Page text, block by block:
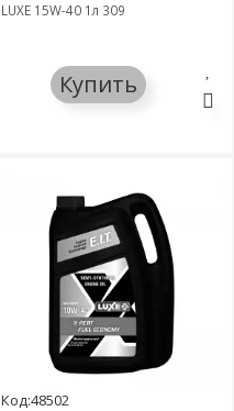
LUXE 15W-40 1л 309
Купить
Код:48502